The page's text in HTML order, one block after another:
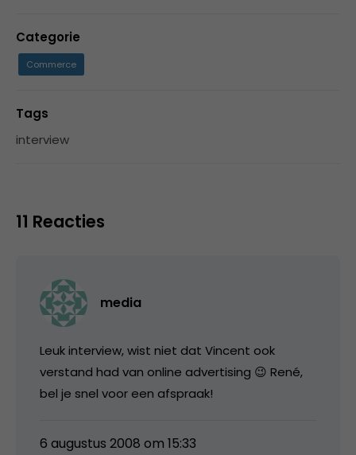
Categorie
Commerce
Tags
interview
11 Reacties
media
Leuk interview, wist niet dat Vincent ook
verstand had van online advertising 😉 René,
bel je snel voor een afspraak!
6 augustus 2008 om 15:33